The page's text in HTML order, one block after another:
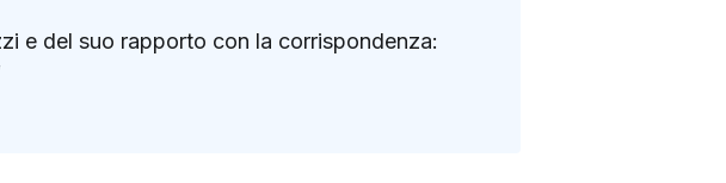
e del suo rapporto con la corrispondenza: